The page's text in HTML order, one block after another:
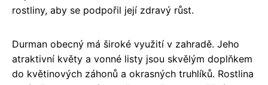
rostliny, aby se podpořil její zdravý růst.
Durman obecný má široké využití v zahradě. Jeho
atraktivní květy a vonné listy jsou skvělým doplňkem
do květinových záhonů a okrasných truhlíků. Rostlina